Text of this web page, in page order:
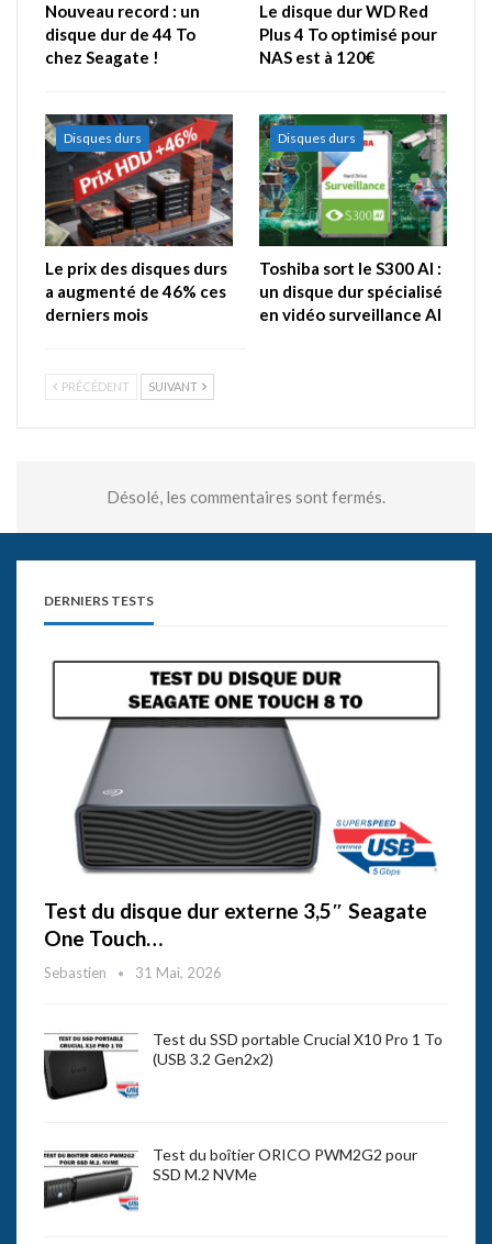
Nouveau record : un
disque dur de 44 To
chez Seagate !
Le disque dur WD Red
Plus 4 To optimisé pour
NAS est à 120€
Disques durs
Le prix des disques durs
a augmenté de 46% ces
derniers mois
Disques durs
Toshiba sort le S300 AI :
un disque dur spécialisé
en vidéo surveillance AI
PRÉCÉDENT SUIVANT
Désolé, les commentaires sont fermés.
DERNIERS TESTS
Test du disque dur externe 3,5″ Seagate
One Touch…
Sebastien 31 Mai, 2026
Test du SSD portable Crucial X10 Pro 1 To
(USB 3.2 Gen2x2)
Test du boîtier ORICO PWM2G2 pour
SSD M.2 NVMe